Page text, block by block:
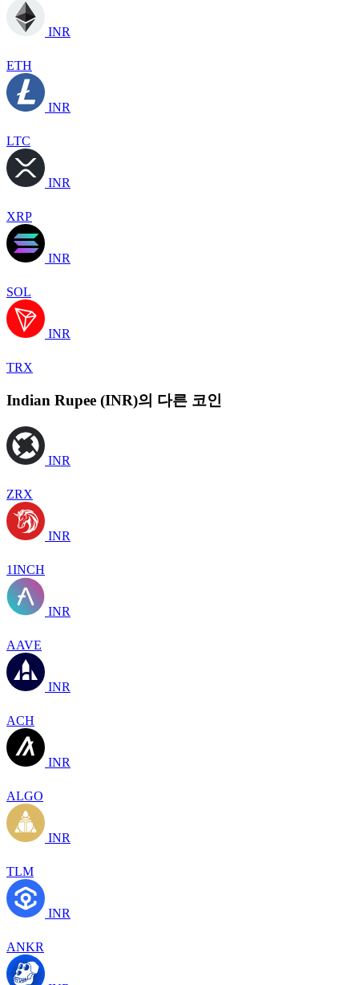
INR
ETH
INR
LTC
INR
XRP
INR
SOL
INR
TRX
Indian Rupee (INR)의 다른 코인
INR
ZRX
INR
1INCH
INR
AAVE
INR
ACH
INR
ALGO
INR
TLM
INR
ANKR